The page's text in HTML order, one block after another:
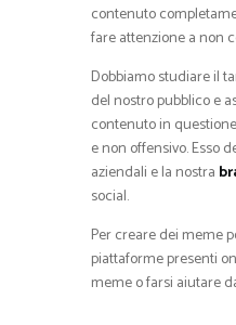
contenuto
fare attenzione a non
Dobbiamo studiare il
del nostro pubblico e
contenuto in
e non offensivo. Esso
aziendali e la nostra
social.
Per creare dei meme
piattaforme presenti
meme o farsi aiutare